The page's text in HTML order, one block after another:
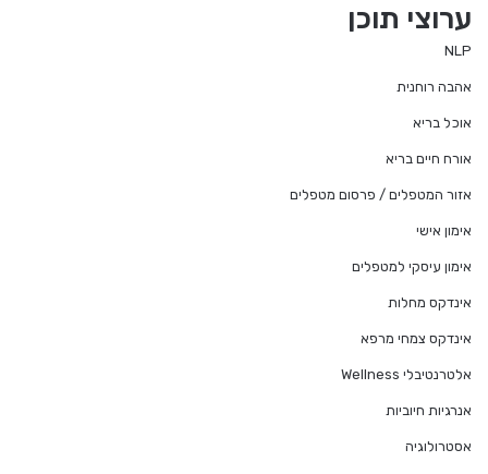
ערוצי תוכן
NLP
אהבה רוחנית
אוכל בריא
אורח חיים בריא
אזור המטפלים / פרסום מטפלים
אימון אישי
אימון עיסקי למטפלים
אינדקס מחלות
אינדקס צמחי מרפא
אלטרנטיבלי Wellness
אנרגיות חיוביות
אסטרולוגיה